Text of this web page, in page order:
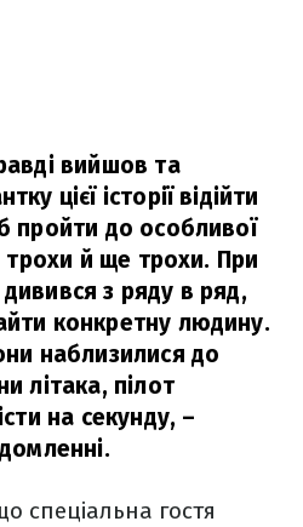
вийшов та
цієї історії відійти
пройти до особливої
трохи й ще трохи. При
з ряду в ряд,
конкретну людину.
наблизилися до
літака, пілот
на секунду, –
спеціальна гостя